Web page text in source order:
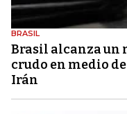
BRASIL
Brasil alcanza un
crudo en medio
Irán